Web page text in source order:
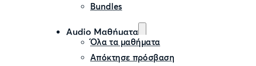
Bundles
Audio Μαθήματα
Όλα τα μαθήματα
Απόκτησε πρόσβαση